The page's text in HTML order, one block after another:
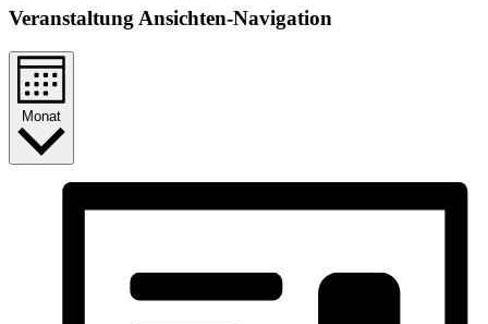
Veranstaltung Ansichten-Navigation
Monat